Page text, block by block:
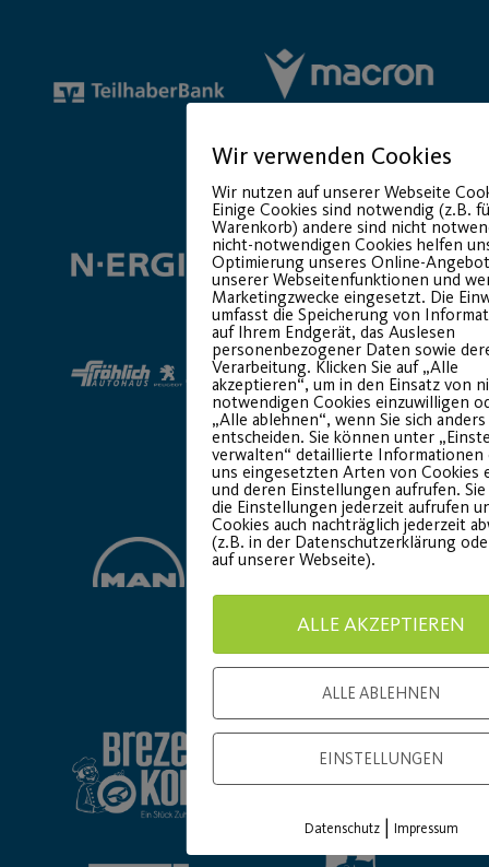
Premium Partner:
Basic Partner:
Wir verwenden Cookies
Wir nutzen auf unserer Webseite
Einige Cookies sind notwendig (z.B.
Warenkorb) andere sind nicht
nicht-notwendigen Cookies helfen
Optimierung unseres Online-
unserer Webseitenfunktionen und
Marketingzwecke eingesetzt. Die
umfasst die Speicherung von
auf Ihrem Endgerät, das Auslesen
personenbezogener Daten sowie
Verarbeitung. Klicken Sie auf „Alle
akzeptieren“, um in den Einsatz von
notwendigen Cookies einzuwilligen
„Alle ablehnen“, wenn Sie sich anders
entscheiden. Sie können unter
verwalten“ detaillierte Informationen
uns eingesetzten Arten von Cookies
und deren Einstellungen aufrufen.
die Einstellungen jederzeit aufrufen
Cookies auch nachträglich jederzeit
(z.B. in der Datenschutzerklärung
auf unserer Webseite).
ALLE AKZEPTIEREN
ALLE ABLEHNEN
EINSTELLUNGEN
Datenschutz| Impressum